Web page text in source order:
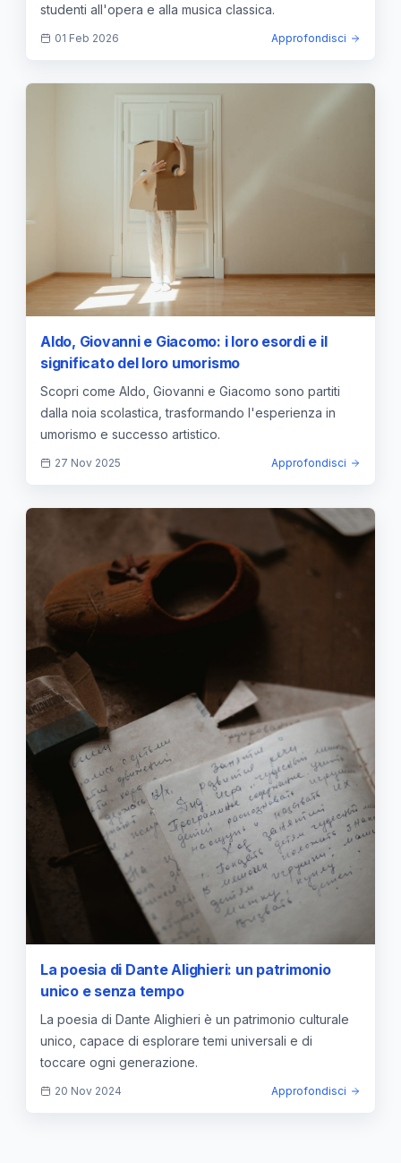
studenti all'opera e alla musica classica.
01 Feb 2026 Approfondisci
Aldo, Giovanni e Giacomo: i loro esordi e il
significato del loro umorismo
Scopri come Aldo, Giovanni e Giacomo sono partiti
dalla noia scolastica, trasformando l'esperienza in
umorismo e successo artistico.
27 Nov 2025 Approfondisci
La poesia di Dante Alighieri: un patrimonio
unico e senza tempo
La poesia di Dante Alighieri è un patrimonio culturale
unico, capace di esplorare temi universali e di
toccare ogni generazione.
20 Nov 2024 Approfondisci